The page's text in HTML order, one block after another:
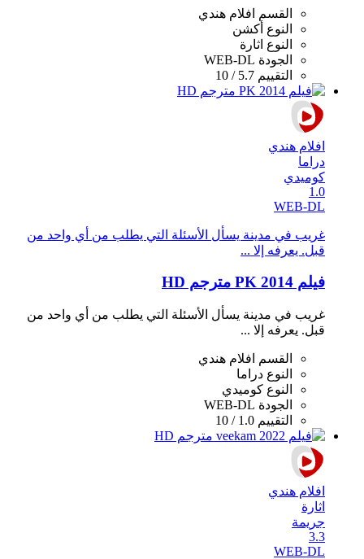
القسم افلام هندي
النوع أكشن
النوع اثارة
الجودة WEB-DL
التقييم 5.7 / 10
افلام هندي
دراما
كوميدي
1.0
WEB-DL
غريب في مدينة يسأل الأسئلة التي يطلب من أي واحد من
قبل. يعرفه إلا ...
فيلم PK 2014 مترجم HD
غريب في مدينة يسأل الأسئلة التي يطلب من أي واحد من
قبل. يعرفه إلا ...
القسم
افلام هندي
النوع دراما
النوع كوميدي
الجودة WEB-DL
التقييم 1.0 / 10
افلام هندي
اثارة
جريمة
3.3
WEB-DL